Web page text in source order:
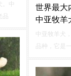
世界最大
中亚牧羊
中亚牧羊犬
品种，它是
犬几百年或
。中
品
但
战